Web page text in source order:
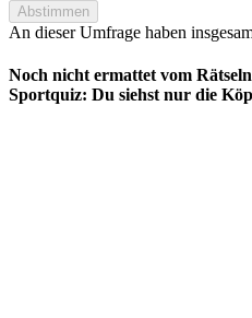
Abstimmen
An dieser Umfrage haben
Noch nicht ermattet vom
Sportquiz: Du siehst nur die